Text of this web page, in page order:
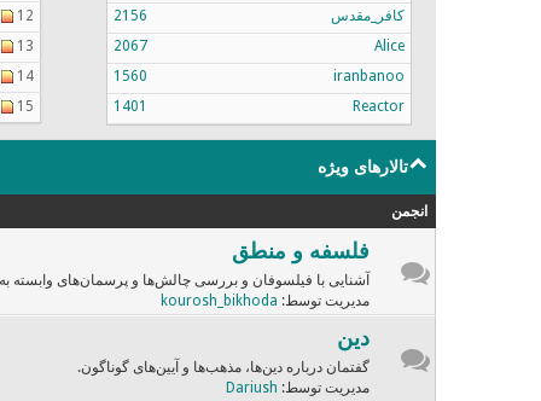
کافر_مقدس
2156
Alice
2067
iranbanoo
1560
Reactor
1401
12
13
14
15
تالارهای ویژه
انجمن
فلسفه و منطق
آشنایی با فیلسوفان و بررسی چالش‌ها و پرسمان‌های وابسته
مدیریت توسط: kourosh_bikhoda
دین
گفتمان درباره دین‌ها، مذهب‌ها و آیین‌های گوناگون.
مدیریت توسط: Dariush